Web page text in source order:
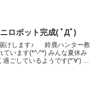
ロボット完成( ﾟДﾟ)
届けします♪ 鈴鹿ハンター教
ています(*^-^*) みんな夏休み
ごしているようです(*‘∀‘) ...